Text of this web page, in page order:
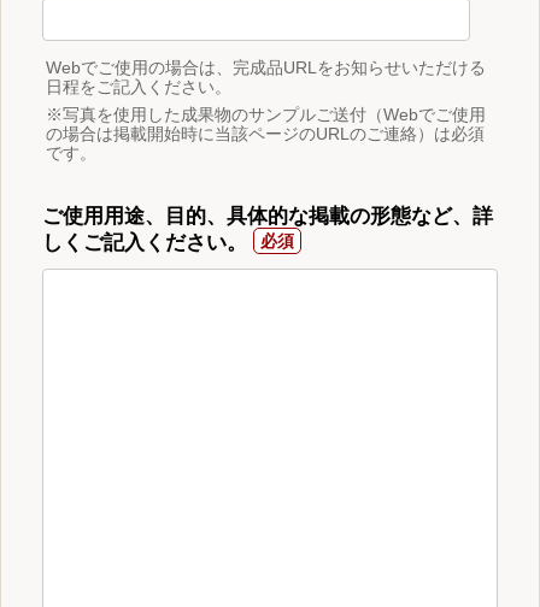
Webでご使用の場合は、完成品URLをお知らせいただける
日程をご記入ください。
※写真を使用した成果物のサンプルご送付（Webでご使用
の場合は掲載開始時に当該ページのURLのご連絡）は必須
です。
ご使用用途、目的、具体的な掲載の形態など、詳
しくご記入ください。